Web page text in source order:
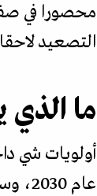
محصورا في
التصعيد
ما
أولويات شي
عام